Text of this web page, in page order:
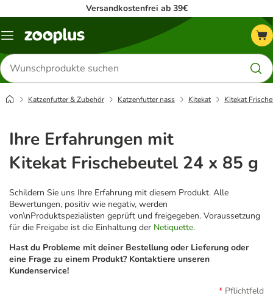
Versandkostenfrei ab 39€
Menü
Produkte
suchen
Katzenfutter & Zubehör Katzenfutter nass Kitekat Kitekat
Ihre Erfahrungen mit
Kitekat Frischebeutel 24 x 85 g
Schildern Sie uns Ihre Erfahrung mit diesem Produkt. Alle
Bewertungen, positiv wie negativ, werden
von\nProduktspezialisten geprüft und freigegeben. Voraussetzung
für die Freigabe ist die Einhaltung der Netiquette.
Hast du Probleme mit deiner Bestellung oder Lieferung oder
eine Frage zu einem Produkt? Kontaktiere unseren
Kundenservice!
Pflichtfeld